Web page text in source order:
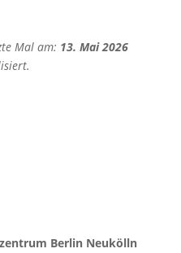
Mal am: 13. Mai 2026
Berlin Neukölln